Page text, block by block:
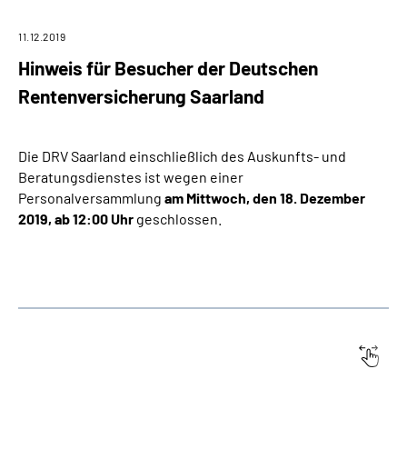
Hinweis für Besucher der Deutschen
Rentenversicherung Saarland
11.12.2019
Die DRV Saarland einschließlich des Auskunfts- und
Beratungsdienstes ist wegen einer
Personalversammlung am Mittwoch, den 18. Dezember
2019, ab 12:00 Uhr geschlossen.